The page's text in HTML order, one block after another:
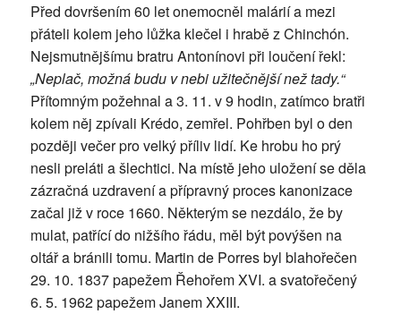
Před dovršením 60 let onemocněl malárií a mezi
přáteli kolem jeho lůžka klečel i hrabě z Chinchón.
Nejsmutnějšímu bratru Antonínovi při loučení řekl:
„Neplač, možná budu v nebi užitečnější než tady.“
Přítomným požehnal a 3. 11. v 9 hodin, zatímco bratři
kolem něj zpívali Krédo, zemřel. Pohřben byl o den
později večer pro velký příliv lidí. Ke hrobu ho prý
nesli preláti a šlechtici. Na místě jeho uložení se děla
zázračná uzdravení a přípravný proces kanonizace
začal již v roce 1660. Některým se nezdálo, že by
mulat, patřící do nižšího řádu, měl být povýšen na
oltář a bránili tomu. Martin de Porres byl blahořečen
29. 10. 1837 papežem Řehořem XVI. a svatořečený
6. 5. 1962 papežem Janem XXIII.